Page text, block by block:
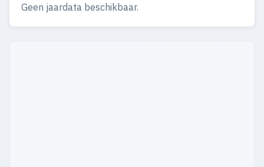
Geen jaardata beschikbaar.